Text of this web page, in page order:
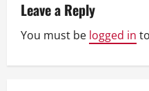
i
Leave a Reply
You must be logged in